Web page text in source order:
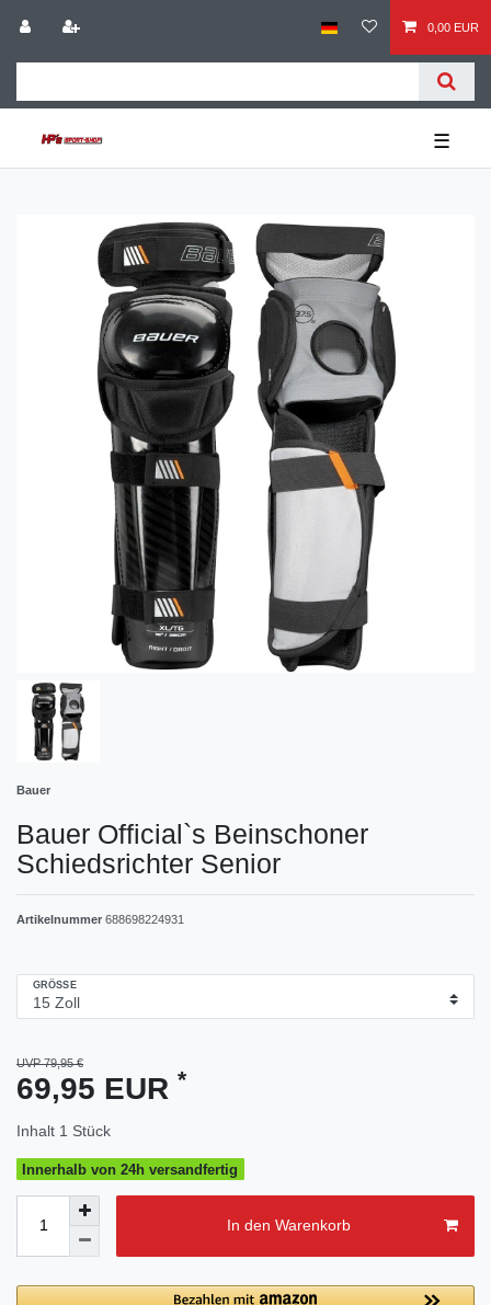
0,00 EUR
☰
Bauer
Bauer Official`s Beinschoner
Schiedsrichter Senior
Artikelnummer 688698224931
GRÖSSE
UVP 79,95 €
69,95 EUR *
Inhalt 1 Stück
Innerhalb von 24h versandfertig
In den Warenkorb